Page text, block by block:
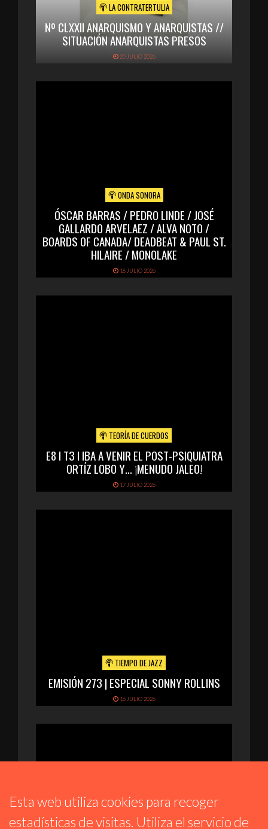
LA CONTRATERTULIA
Nº CLXXII ANARQUISMO Y ANARQUISTAS //
SITUACIÓN ANARQUISTAS PRESOS
20 JULIO 2026
ONDA SONORA
ÓSCAR BARRAS / PEDRO LINDE / JOSÉ
GALLARDO ARVELAEZ / ALVA NOTO /
BOARDS OF CANADA/ DEADBEAT & PAUL ST.
HILAIRE / MONOLAKE
18 JULIO 2026
TEORÍA DE CUERDOS
E8 I T3 I IBA A VENIR EL POST-PSIQUIATRA
ORTÍZ LOBO Y… ¡MENUDO JALEO!
17 JULIO 2026
TIEMPO DE JAZZ
EMISIÓN 273 | ESPECIAL SONNY ROLLINS
16 JULIO 2026
Esta web utiliza cookies para recoger
estadísticas de visitas. Utiliza el servicio de